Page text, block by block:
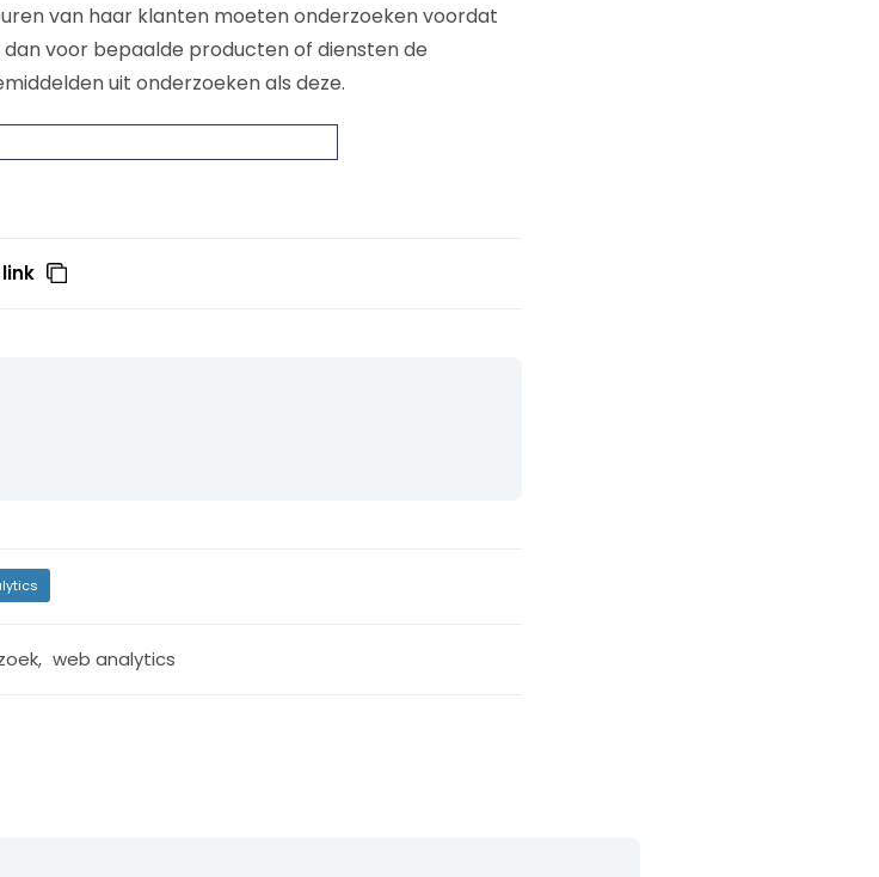
van haar klanten moeten onderzoeken voordat
voor bepaalde producten of diensten de
uit onderzoeken als deze.
, web analytics